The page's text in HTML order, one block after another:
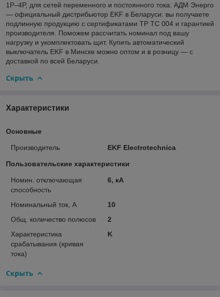
1P–4P, для сетей переменного и постоянного тока. АДМ Энерго
— официальный дистрибьютор EKF в Беларуси: вы получаете
подлинную продукцию с сертификатами ТР ТС 004 и гарантией
производителя. Поможем рассчитать номинал под вашу
нагрузку и укомплектовать щит. Купить автоматический
выключатель EKF в Минске можно оптом и в розницу — с
доставкой по всей Беларуси.
Скрыть
Характеристики
Основные
Производитель EKF Electrotechnica
Пользовательские характеристики
Номин. отключающая
способность
6, кА
Номинальный ток, А
10
Общ. количество полюсов
2
Характеристика
срабатывания (кривая
тока)
K
Скрыть